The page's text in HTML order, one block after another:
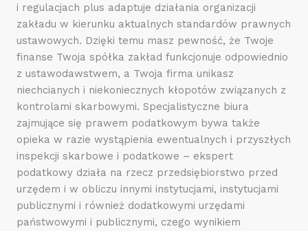
i regulacjach plus adaptuje działania organizacji
zakładu w kierunku aktualnych standardów prawnych
ustawowych. Dzięki temu masz pewność, że Twoje
finanse Twoja spółka zakład funkcjonuje odpowiednio
z ustawodawstwem, a Twoja firma unikasz
niechcianych i niekoniecznych kłopotów związanych z
kontrolami skarbowymi. Specjalistyczne biura
zajmujące się prawem podatkowym bywa także
opieka w razie wystąpienia ewentualnych i przyszłych
inspekcji skarbowe i podatkowe – ekspert
podatkowy działa na rzecz przedsiębiorstwo przed
urzędem i w obliczu innymi instytucjami, instytucjami
publicznymi i również dodatkowymi urzędami
państwowymi i publicznymi, czego wynikiem